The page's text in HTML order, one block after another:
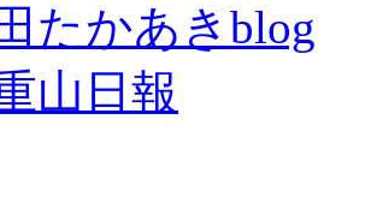
たかあきblog
山日報